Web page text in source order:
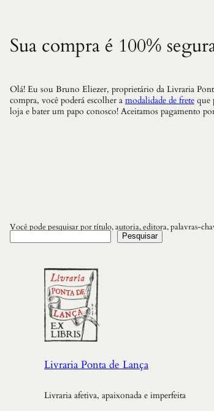
Sua compra é 100%
Olá! Eu sou Bruno Eliezer, proprietário da Livraria
compra, você poderá escolher a modalidade de frete que
loja e bater um papo conosco! Aceitamos pagamento
Você pode pesquisar por título, autoria, editora, palavras-
Pesquisar
Livraria Ponta de Lança
Livraria afetiva, apaixonada e imperfeita